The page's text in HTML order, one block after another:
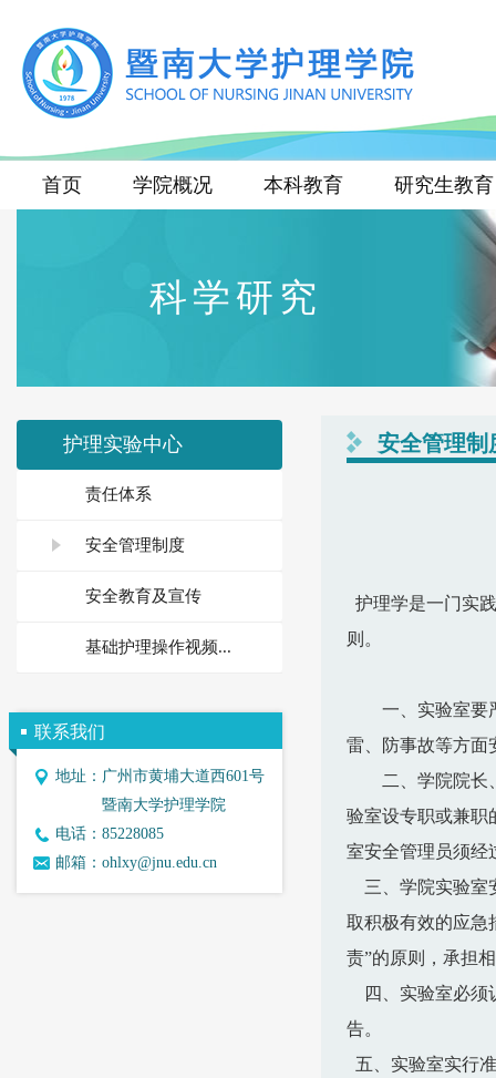
首页 学院概况 本科教育 研究生教育
科学研究
护理实验中心
责任体系
安全管理制度
安全教育及宣传
基础护理操作视频...
联系我们
地址： 广州市黄埔大道西601号
暨南大学护理学院
电话： 85228085
邮箱： ohlxy@jnu.edu.cn
安全管理制
护理学是一门实
则。
一、实验室要
雷、防事故等方面
二、 学院院长
验室设专职或兼职
室安全管理员须经
三、学院实验室
取积极有效的应急
责”的原则，承担
四
、实验室必
告。
五、实验室实行